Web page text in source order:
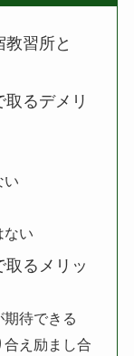
習所と
るデメリ
い
ない
るメリッ
待できる
え励まし合